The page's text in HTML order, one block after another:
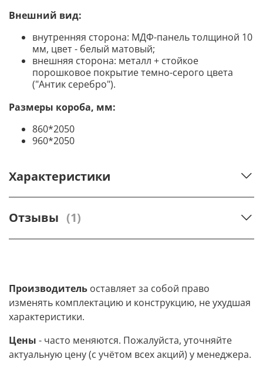
Внешний вид:
внутренняя сторона: МДФ-панель толщиной 10
мм, цвет - белый матовый;
внешняя сторона: металл + стойкое
порошковое покрытие темно-серого цвета
("Антик серебро").
Размеры короба, мм:
860*2050
960*2050
Характеристики
Отзывы (1)
Производитель оставляет за собой право
изменять комплектацию и конструкцию, не ухудшая
характеристики.
Цены - часто меняются. Пожалуйста, уточняйте
актуальную цену (с учётом всех акций) у менеджера.